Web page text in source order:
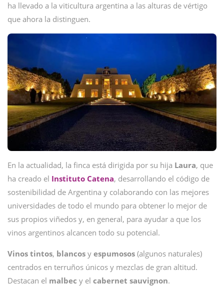
ha llevado a la viticultura argentina a las alturas de vértigo
que ahora la distinguen.
En la actualidad, la finca está dirigida por su hija Laura, que
ha creado el Instituto Catena, desarrollando el código de
sostenibilidad de Argentina y colaborando con las mejores
universidades de todo el mundo para obtener lo mejor de
sus propios viñedos y, en general, para ayudar a que los
vinos argentinos alcancen todo su potencial.
Vinos tintos, blancos y espumosos (algunos naturales)
centrados en terruños únicos y mezclas de gran altitud.
Destacan el malbec y el cabernet sauvignon.